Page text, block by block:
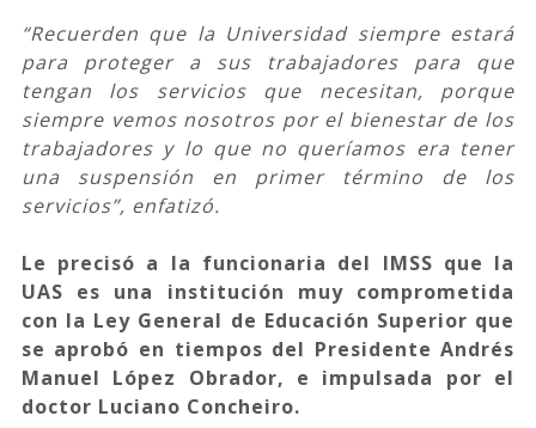
“Recuerden que la Universidad siempre estará
para proteger a sus trabajadores para que
tengan los servicios que necesitan, porque
siempre vemos nosotros por el bienestar de los
trabajadores y lo que no queríamos era tener
una suspensión en primer término de los
servicios”, enfatizó.
Le precisó a la funcionaria del IMSS que la
UAS es una institución muy comprometida
con la Ley General de Educación Superior que
se aprobó en tiempos del Presidente Andrés
Manuel López Obrador, e impulsada por el
doctor Luciano Concheiro.